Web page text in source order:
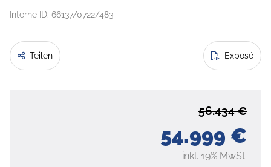
Interne ID: 66137/0722/483
Teilen Exposé
54.999 €
56.434 €
inkl. 19% MwSt.